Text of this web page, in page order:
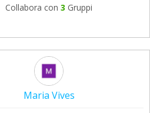
Collabora con 3 Gruppi
Maria Vives